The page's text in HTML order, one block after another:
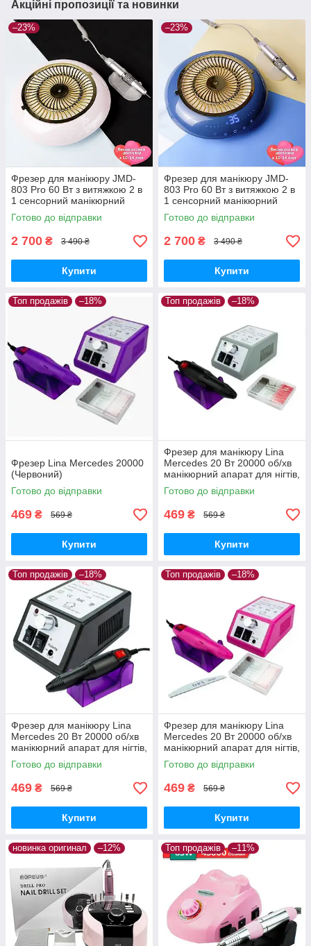
Акційні пропозиції та новинки
–23%
Фрезер для манікюру JMD-
803 Pro 60 Вт з витяжкою 2 в
1 сенсорний манікюрний
апарат для зняття гель лаку з
фрезами
Готово до відправки
2 700 ₴ 3 490 ₴
Купити
–23%
Фрезер для манікюру JMD-
803 Pro 60 Вт з витяжкою 2 в
1 сенсорний манікюрний
апарат для зняття гель лаку з
фрезами
Готово до відправки
2 700 ₴ 3 490 ₴
Купити
Топ продажів –18%
Фрезер Lina Mercedes 20000
(Червоний)
Готово до відправки
469 ₴ 569 ₴
Купити
Топ продажів –18%
Фрезер для манікюру Lina
Mercedes 20 Вт 20000 об/хв
манікюрний апарат для нігтів,
машинка для лаку Ліна
Готово до відправки
469 ₴ 569 ₴
Купити
Топ продажів –18%
Фрезер для манікюру Lina
Mercedes 20 Вт 20000 об/хв
манікюрний апарат для нігтів,
машинка для лаку Ліна
Готово до відправки
469 ₴ 569 ₴
Купити
Топ продажів –18%
Фрезер для манікюру Lina
Mercedes 20 Вт 20000 об/хв
манікюрний апарат для нігтів,
машинка для лаку Ліна
Готово до відправки
469 ₴ 569 ₴
Купити
новинка оригинал –12% Топ продажів –11%